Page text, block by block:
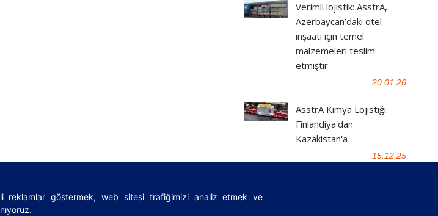
reklamlar göstermek, web sitesi trafiğimizi analiz etmek ve
Verimli lojistik: AsstrA,
Azerbaycan’daki otel
inşaatı için temel
malzemeleri teslim
etmiştir
20.01.26
AsstrA Kimya Lojistiği:
Finlandiya'dan
Kazakistan'a
15.12.25
|Privacy Policy